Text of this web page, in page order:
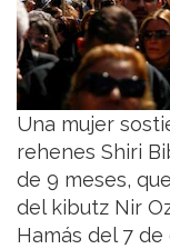
Una mujer
rehenes Shiri
de 9 meses,
del kibutz Nir
Hamás del 7